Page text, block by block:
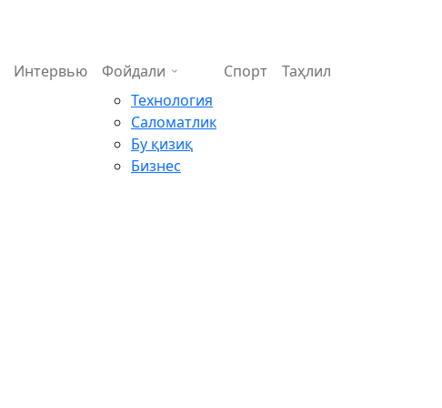
Интервью
Фойдали
Технология
Саломатлик
Бу қизиқ
Бизнес
Спорт Таҳлил